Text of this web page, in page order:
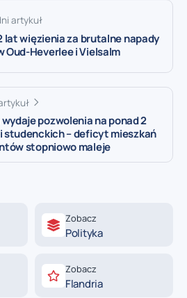
artykuł
lat więzienia za brutalne napady
Oud-Heverlee i Vielsalm
pozwolenia na ponad 2
studenckich – deficyt mieszkań
stopniowo maleje
Zobacz
Polityka
Zobacz
Flandria